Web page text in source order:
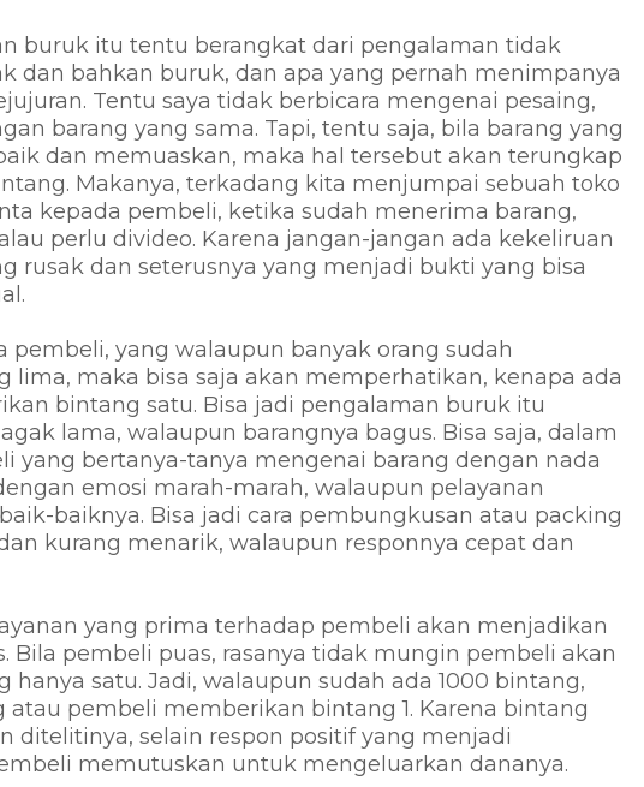
buruk itu tentu berangkat dari pengalaman tidak
dan bahkan buruk, dan apa yang pernah menimpanya
Tentu saya tidak berbicara mengenai pesaing,
barang yang sama. Tapi, tentu saja, bila barang yang
dan memuaskan, maka hal tersebut akan terungkap
Makanya, terkadang kita menjumpai sebuah toko
kepada pembeli, ketika sudah menerima barang,
perlu divideo. Karena jangan-jangan ada kekeliruan
rusak dan seterusnya yang menjadi bukti yang bisa
pembeli, yang walaupun banyak orang sudah
lima, maka bisa saja akan memperhatikan, kenapa ada
bintang satu. Bisa jadi pengalaman buruk itu
lama, walaupun barangnya bagus. Bisa saja, dalam
yang bertanya-tanya mengenai barang dengan nada
emosi marah-marah, walaupun pelayanan
baiknya. Bisa jadi cara pembungkusan atau packing
kurang menarik, walaupun responnya cepat dan
yang prima terhadap pembeli akan menjadikan
Bila pembeli puas, rasanya tidak mungin pembeli akan
satu. Jadi, walaupun sudah ada 1000 bintang,
atau pembeli memberikan bintang 1. Karena bintang
ditelitinya, selain respon positif yang menjadi
memutuskan untuk mengeluarkan dananya.